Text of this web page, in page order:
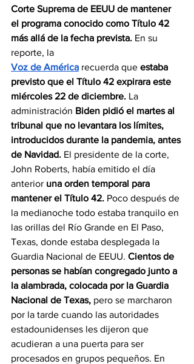
Corte Suprema de EEUU de mantener
el programa conocido como Título 42
más allá de la fecha prevista. En su
reporte, la
Voz de América recuerda que estaba
previsto que el Título 42 expirara este
miércoles 22 de diciembre. La
administración Biden pidió el martes al
tribunal que no levantara los límites,
introducidos durante la pandemia, antes
de Navidad. El presidente de la corte,
John Roberts, había emitido el día
anterior una orden temporal para
mantener el Título 42. Poco después de
la medianoche todo estaba tranquilo en
las orillas del Río Grande en El Paso,
Texas, donde estaba desplegada la
Guardia Nacional de EEUU. Cientos de
personas se habían congregado junto a
la alambrada, colocada por la Guardia
Nacional de Texas, pero se marcharon
por la tarde cuando las autoridades
estadounidenses les dijeron que
acudieran a una puerta para ser
procesados en grupos pequeños. En